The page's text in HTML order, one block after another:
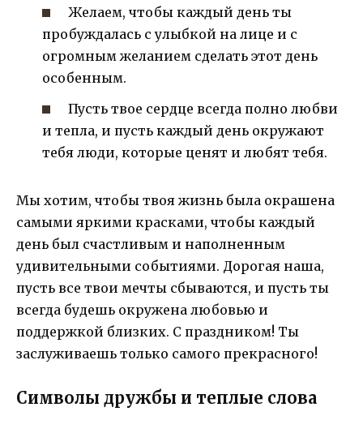
Желаем, чтобы каждый день ты
пробуждалась с улыбкой на лице и с
огромным желанием сделать этот день
особенным.
Пусть твое сердце всегда полно любви
и тепла, и пусть каждый день окружают
тебя люди, которые ценят и любят тебя.
Мы хотим, чтобы твоя жизнь была окрашена
самыми яркими красками, чтобы каждый
день был счастливым и наполненным
удивительными событиями. Дорогая наша,
пусть все твои мечты сбываются, и пусть ты
всегда будешь окружена любовью и
поддержкой близких. С праздником! Ты
заслуживаешь только самого прекрасного!
Символы дружбы и теплые слова